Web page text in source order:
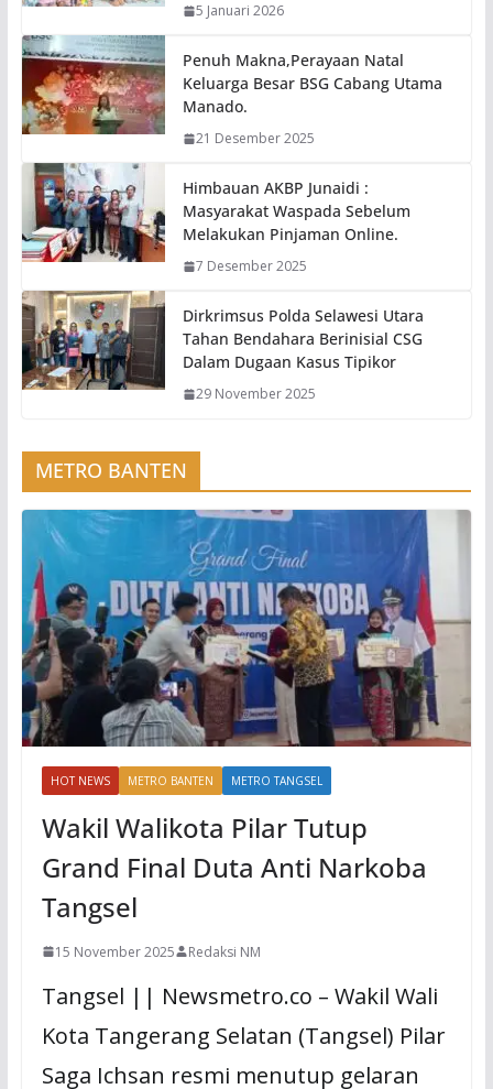
5 Januari 2026
Penuh Makna,Perayaan Natal
Keluarga Besar BSG Cabang Utama
Manado.
21 Desember 2025
Himbauan AKBP Junaidi :
Masyarakat Waspada Sebelum
Melakukan Pinjaman Online.
7 Desember 2025
Dirkrimsus Polda Selawesi Utara
Tahan Bendahara Berinisial CSG
Dalam Dugaan Kasus Tipikor
29 November 2025
METRO BANTEN
HOT NEWS METRO BANTEN METRO TANGSEL
Wakil Walikota Pilar Tutup
Grand Final Duta Anti Narkoba
Tangsel
15 November 2025 Redaksi NM
Tangsel || Newsmetro.co – Wakil Wali
Kota Tangerang Selatan (Tangsel) Pilar
Saga Ichsan resmi menutup gelaran